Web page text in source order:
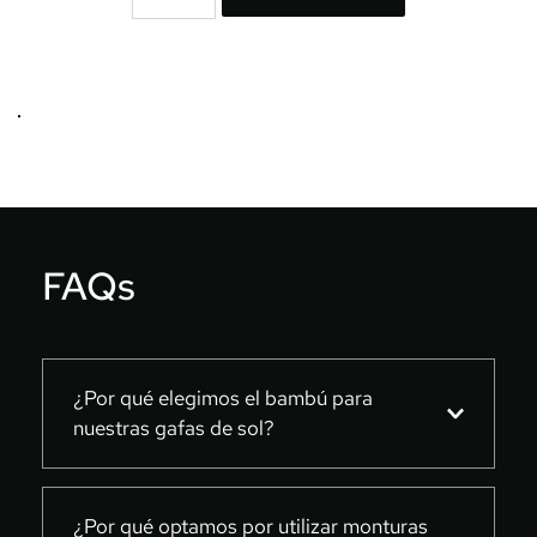
cantidad
FAQs
¿Por qué elegimos el bambú para
nuestras gafas de sol?
En Uneven, optamos por el bambú para
nuestras gafas de sol debido a su
¿Por qué optamos por utilizar monturas